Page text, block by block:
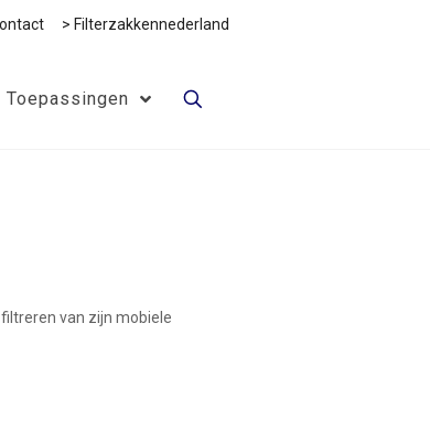
> Filterzakkennederland
Toepassingen
van zijn mobiele